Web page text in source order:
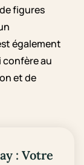
figures
également
confère au
et de
: Votre